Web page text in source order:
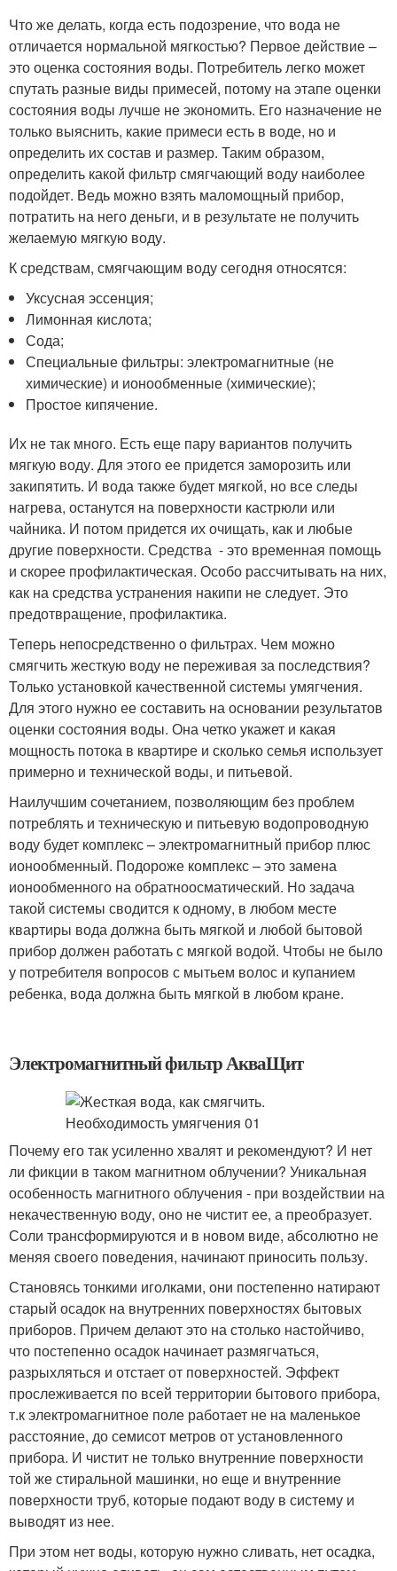
Что же делать, когда есть подозрение, что вода не
отличается нормальной мягкостью? Первое действие –
это оценка состояния воды. Потребитель легко может
спутать разные виды примесей, потому на этапе оценки
состояния воды лучше не экономить. Его назначение не
только выяснить, какие примеси есть в воде, но и
определить их состав и размер. Таким образом,
определить какой фильтр смягчающий воду наиболее
подойдет. Ведь можно взять маломощный прибор,
потратить на него деньги, и в результате не получить
желаемую мягкую воду.
К средствам, смягчающим воду сегодня относятся:
Уксусная эссенция;
Лимонная кислота;
Сода;
Специальные фильтры: электромагнитные (не
химические) и ионообменные (химические);
Простое кипячение.
Их не так много. Есть еще пару вариантов получить
мягкую воду. Для этого ее придется заморозить или
закипятить. И вода также будет мягкой, но все следы
нагрева, останутся на поверхности кастрюли или
чайника. И потом придется их очищать, как и любые
другие поверхности. Средства - это временная помощь
и скорее профилактическая. Особо рассчитывать на них,
как на средства устранения накипи не следует. Это
предотвращение, профилактика.
Теперь непосредственно о фильтрах. Чем можно
смягчить жесткую воду не переживая за последствия?
Только установкой качественной системы умягчения.
Для этого нужно ее составить на основании результатов
оценки состояния воды. Она четко укажет и какая
мощность потока в квартире и сколько семья использует
примерно и технической воды, и питьевой.
Наилучшим сочетанием, позволяющим без проблем
потреблять и техническую и питьевую водопроводную
воду будет комплекс – электромагнитный прибор плюс
ионообменный. Подороже комплекс – это замена
ионообменного на обратноосматический. Но задача
такой системы сводится к одному, в любом месте
квартиры вода должна быть мягкой и любой бытовой
прибор должен работать с мягкой водой. Чтобы не было
у потребителя вопросов с мытьем волос и купанием
ребенка, вода должна быть мягкой в любом кране.
Электромагнитный фильтр АкваЩит
Почему его так усиленно хвалят и рекомендуют? И нет
ли фикции в таком магнитном облучении? Уникальная
особенность магнитного облучения - при воздействии на
некачественную воду, оно не чистит ее, а преобразует.
Соли трансформируются и в новом виде, абсолютно не
меняя своего поведения, начинают приносить пользу.
Становясь тонкими иголками, они постепенно натирают
старый осадок на внутренних поверхностях бытовых
приборов. Причем делают это на столько настойчиво,
что постепенно осадок начинает размягчаться,
разрыхляться и отстает от поверхностей. Эффект
прослеживается по всей территории бытового прибора,
т.к электромагнитное поле работает не на маленькое
расстояние, до семисот метров от установленного
прибора. И чистит не только внутренние поверхности
той же стиральной машинки, но еще и внутренние
поверхности труб, которые подают воду в систему и
выводят из нее.
При этом нет воды, которую нужно сливать, нет осадка,